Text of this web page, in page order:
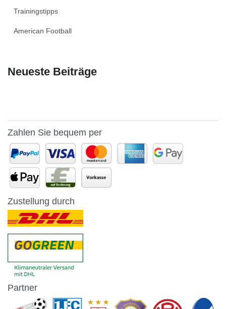
Trainingstipps
American Football
Neueste Beiträge
Zahlen Sie bequem per
Zustellung durch
Partner